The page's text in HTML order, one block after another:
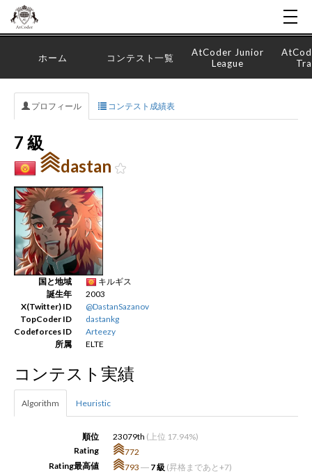
新規登録
ホーム コンテスト一覧
AtCoder Junior
League
プロフィール コンテスト成績表
7 級
dastan
国と地域
キルギス
誕生年
2003
X(Twitter) ID
@DastanSazanov
TopCoder ID
dastankg
Codeforces ID
Arteezy
所属
ELTE
コンテスト実績
Algorithm Heuristic
順位 23079th (上位 17.94%)
Rating
772
Rating最高値
793 ― 7 級 (昇格まであと+7)